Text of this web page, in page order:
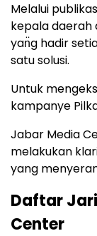
Melalui
kepala daerah
yan̈g hadir
satu solusi.
Untuk
kampanye
Jabar Media
melakukan
yang
Daftar
Center